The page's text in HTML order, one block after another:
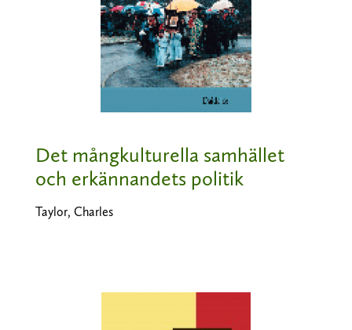
Det mångkulturella samhället
och erkännandets politik
Taylor, Charles